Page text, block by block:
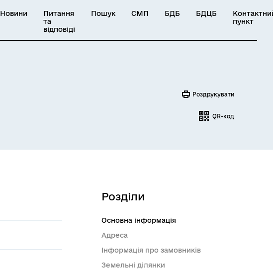
Новини
Питання
та
відповіді
Пошук СМП БДБ БДЦБ
пункт
Роздрукувати
QR-код
Розділи
Основна інформація
Адреса
Інформація про замовників
Земельні ділянки